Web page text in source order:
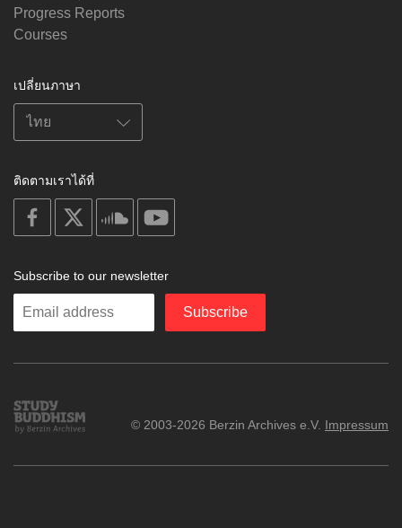
Progress Reports
Courses
เปลี่ยนภาษา
ติดตามเราได้ที่
on
facebook
soundcloud
Subscribe to our newsletter
Enter
Subscribe
Study
Buddhism
© 2003-2026 Berzin Archives e.V. Impressum